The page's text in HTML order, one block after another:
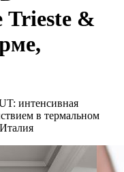
Trieste &
интенсивная
в термальном